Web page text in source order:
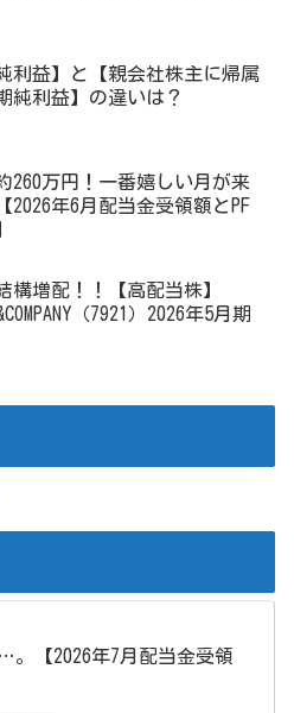
利益】と【親会社株主に帰属
純利益】の違いは？
260万円！一番嬉しい月が来
2026年6月配当金受領額とPF
構増配！！【高配当株】
（7921）2026年5月期
。【2026年7月配当金受領